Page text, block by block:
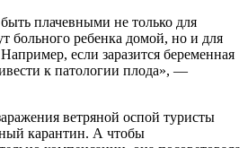
плачевными не только для
больного ребенка домой, но и для
если заразится беременная
к патологии плода», —
ветряной оспой туристы
карантин. А чтобы